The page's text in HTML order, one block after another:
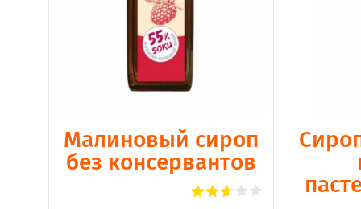
Малиновый сироп
без консервантов